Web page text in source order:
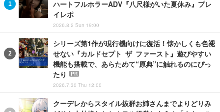
ハートフルホラーADV『八尺様がいた夏休み』プレ
イレポ
2026.8.2 Sun 19:00
シリーズ第1作が現行機向けに復活！懐かしくも色褪
せない『カルドセプト ザ ファースト』遊びやすい
機能も搭載で、あらためて“原典”に触れるのにぴっ
たり
PR
2026.7.30 Thu 12:00
クーデレからスタイル抜群お姉さんまでよりどりみ